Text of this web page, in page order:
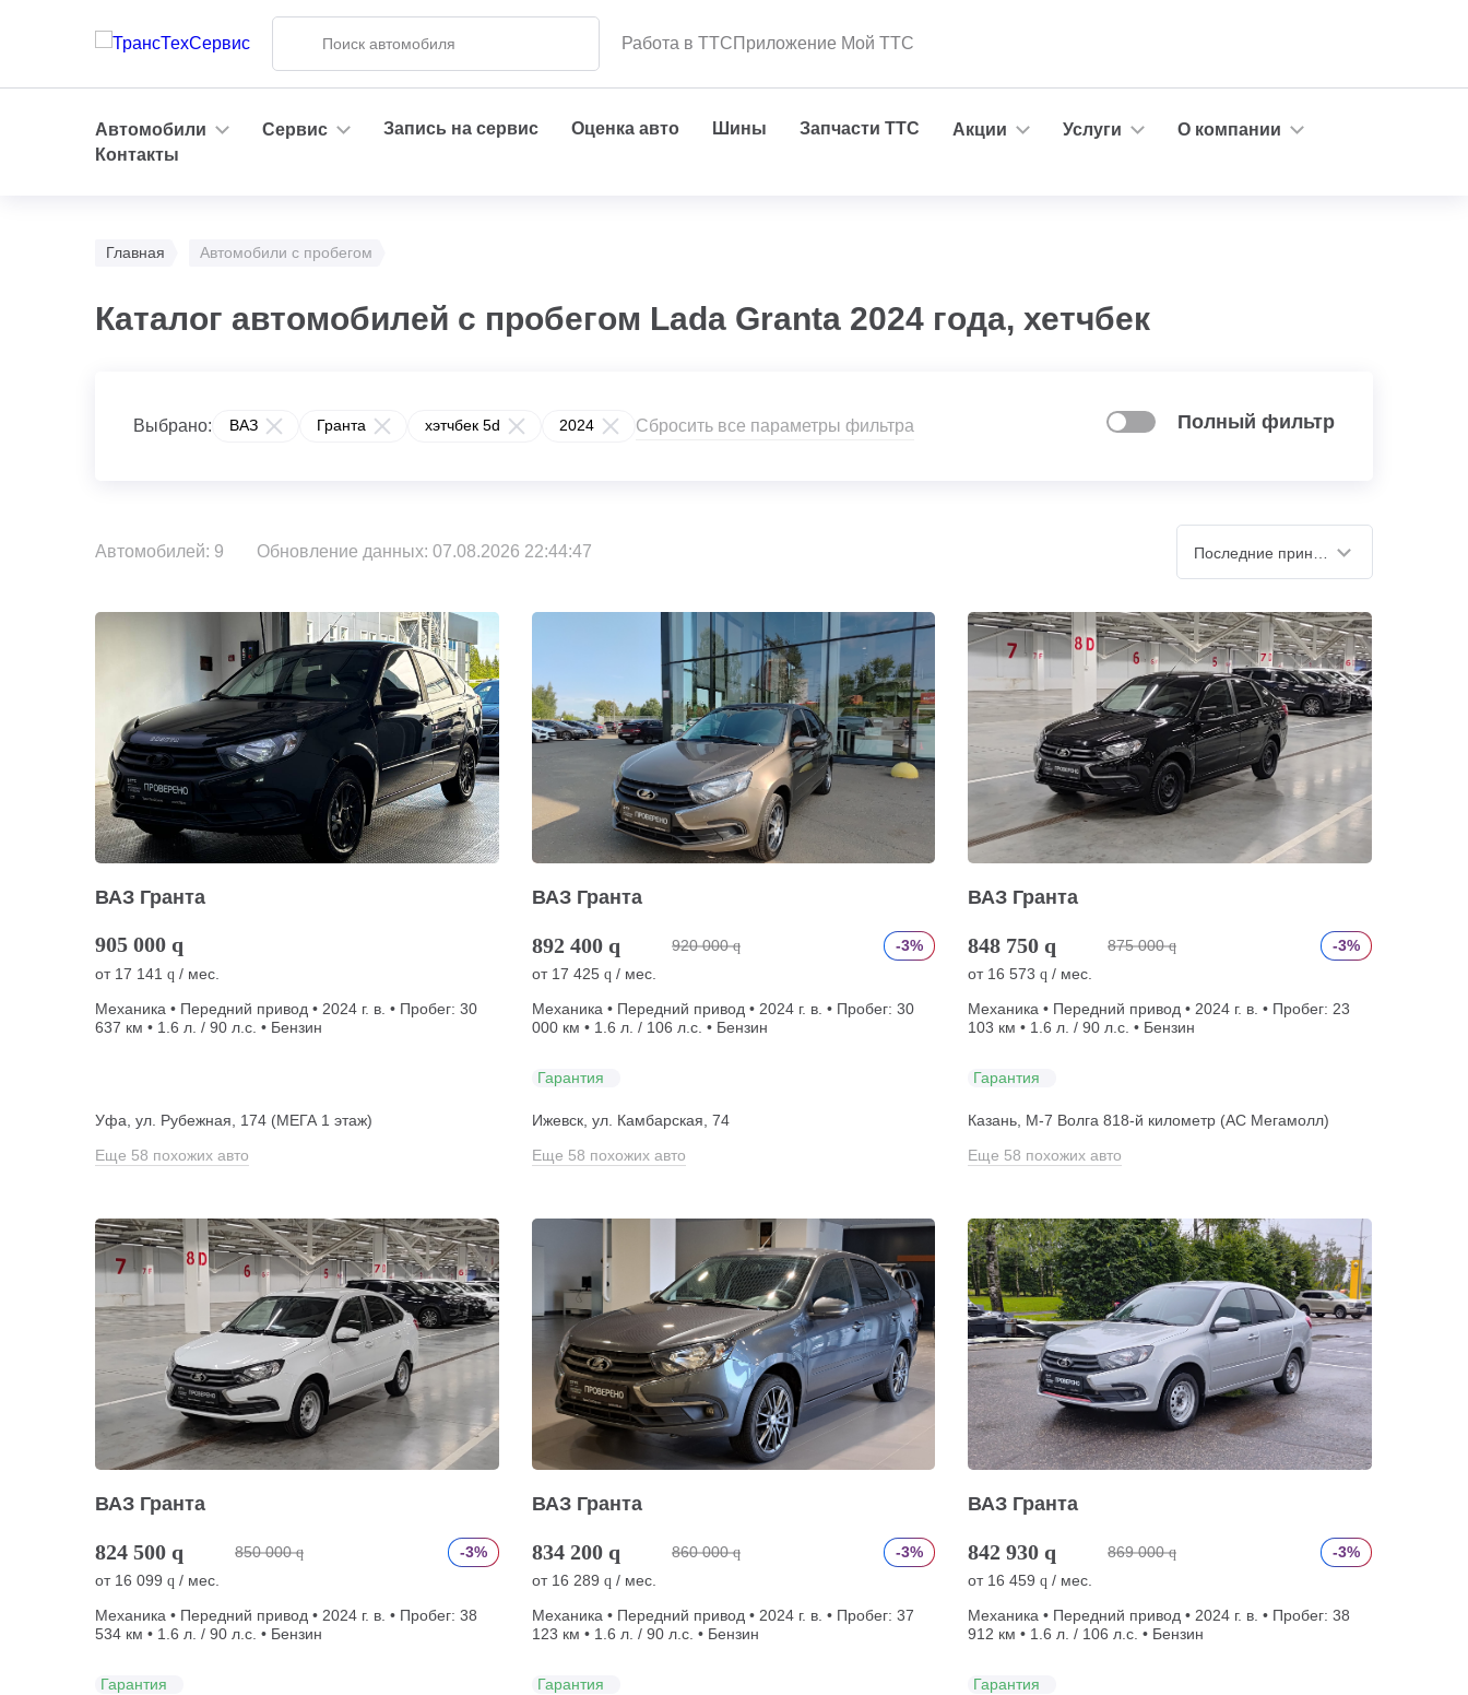
Работа в ТТСПриложение Мой ТТС
Автомобили Сервис Запись на сервис Оценка авто Шины Запчасти ТТС Акции Услуги
О компании
Контакты
Главная Автомобили с пробегом
Каталог автомобилей с пробегом Lada Granta 2024 года, хетчбек
Выбрано: ВАЗ Гранта хэтчбек 5d 2024 Сбросить все параметры фильтра Полный фильтр
Автомобилей: 9 Обновление данных: 07.08.2026 22:44:47
ВАЗ Гранта
905 000 q
от 17 141 q / мес.
Механика • Передний привод • 2024 г. в. • Пробег: 30
637 км • 1.6 л. / 90 л.с. • Бензин
Уфа, ул. Рубежная, 174 (МЕГА 1 этаж)
Еще 58 похожих авто
ВАЗ Гранта
892 400 q 920 000 q
-3%
от 17 425 q / мес.
Механика • Передний привод • 2024 г. в. • Пробег: 30
000 км • 1.6 л. / 106 л.с. • Бензин
Гарантия
Ижевск, ул. Камбарская, 74
Еще 58 похожих авто
ВАЗ Гранта
848 750 q 875 000 q
-3%
от 16 573 q / мес.
Механика • Передний привод • 2024 г. в. • Пробег: 23
103 км • 1.6 л. / 90 л.с. • Бензин
Гарантия
Казань, М-7 Волга 818-й километр (АС Мегамолл)
Еще 58 похожих авто
ВАЗ Гранта
824 500 q 850 000 q
-3%
от 16 099 q / мес.
Механика • Передний привод • 2024 г. в. • Пробег: 38
534 км • 1.6 л. / 90 л.с. • Бензин
Гарантия
ВАЗ Гранта
834 200 q 860 000 q
-3%
от 16 289 q / мес.
Механика • Передний привод • 2024 г. в. • Пробег: 37
123 км • 1.6 л. / 90 л.с. • Бензин
Гарантия
ВАЗ Гранта
842 930 q 869 000 q
-3%
от 16 459 q / мес.
Механика • Передний привод • 2024 г. в. • Пробег: 38
912 км • 1.6 л. / 106 л.с. • Бензин
Гарантия